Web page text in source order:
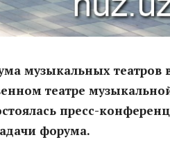
музыкальных театров
театре
пресс-
форума.